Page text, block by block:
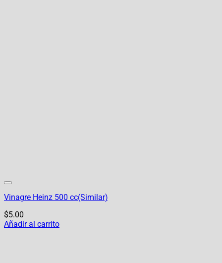
Vinagre Heinz 500 cc(Similar)
$5.00
Añadir al carrito